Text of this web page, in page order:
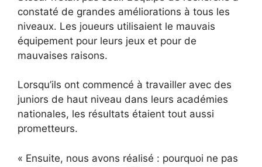
constaté de grandes améliorations à tous les
niveaux. Les joueurs utilisaient le mauvais
équipement pour leurs jeux et pour de
mauvaises raisons.
Lorsqu’ils ont commencé à travailler avec des
juniors de haut niveau dans leurs académies
nationales, les résultats étaient tout aussi
prometteurs.
« Ensuite, nous avons réalisé : pourquoi ne pas